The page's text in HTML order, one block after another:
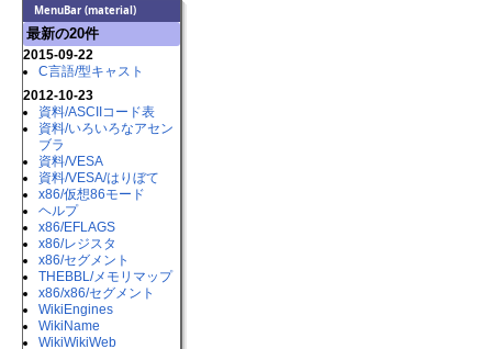
MenuBar (material)
最新の20件
2015-09-22
C言語​/型キャスト
2012-10-23
資料​/ASCIIコード表
資料​/いろいろなアセン
ブラ
資料​/VESA
資料​/VESA​/はりぼて
x86​/仮想86モード
ヘルプ
x86​/EFLAGS
x86​/レジスタ
x86​/セグメント
THEBBL​/メモリマップ
x86​/x86​/セグメント
WikiEngines
WikiName
WikiWikiWeb